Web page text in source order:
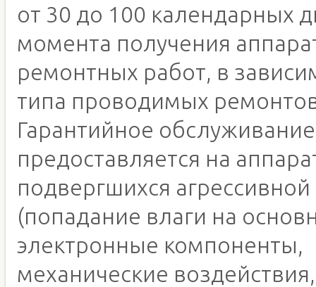
от 30 до 100 календарных
момента получения
ремонтных работ, в
типа проводимых
Гарантийное обслуживание
предоставляется на
подвергшихся
(попадание влаги на
электронные компоненты,
механические воздействия,